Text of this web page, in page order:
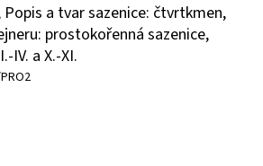
Popis a tvar sazenice: čtvrtkmen,
prostokořenná sazenice,
IV. a X.-XI.